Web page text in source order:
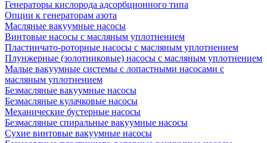
Генераторы кислорода адсорбционного типа
Опции к генераторам азота
Масляные вакуумные насосы
Винтовые насосы с масляным уплотнением
Пластинчато-роторные насосы с масляным уплотнением
Плунжерные (золотниковые) насосы с масляным уплотнением
Малые вакуумные системы с лопастными насосами с
масляным уплотнением
Безмасляные вакуумные насосы
Безмасляные кулачковые насосы
Механические бустерные насосы
Безмасляные спиральные вакуумные насосы
Сухие винтовые вакуумные насосы